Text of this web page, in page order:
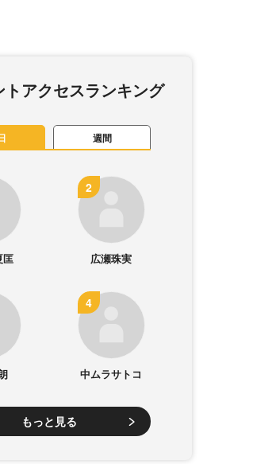
トアクセスランキング
週間
匡 広瀬珠実
中ムラサトコ
もっと見る